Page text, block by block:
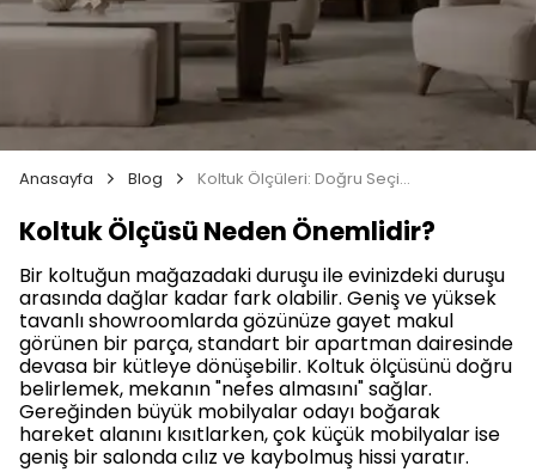
Anasayfa Blog Koltuk Ölçüleri: Doğru Seçim İçin Eksiksiz Rehber
Koltuk Ölçüsü Neden Önemlidir?
Bir koltuğun mağazadaki duruşu ile evinizdeki duruşu
arasında dağlar kadar fark olabilir. Geniş ve yüksek
tavanlı showroomlarda gözünüze gayet makul
görünen bir parça, standart bir apartman dairesinde
devasa bir kütleye dönüşebilir. Koltuk ölçüsünü doğru
belirlemek, mekanın "nefes almasını" sağlar.
Gereğinden büyük mobilyalar odayı boğarak
hareket alanını kısıtlarken, çok küçük mobilyalar ise
geniş bir salonda cılız ve kaybolmuş hissi yaratır.